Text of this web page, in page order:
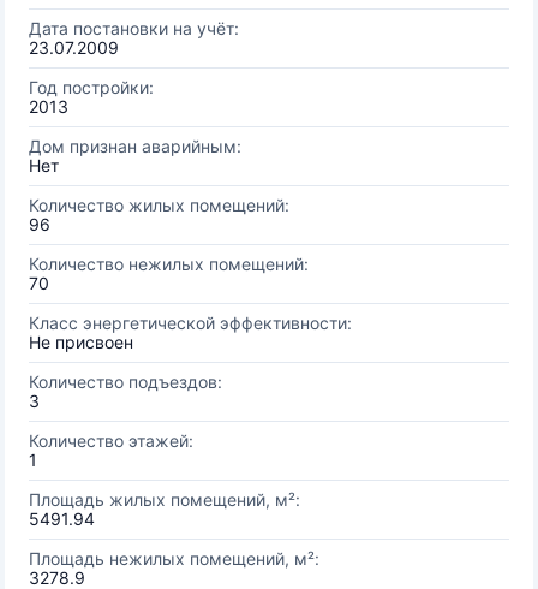
Дата постановки на учёт:
23.07.2009
Год постройки:
2013
Дом признан аварийным:
Нет
Количество жилых помещений:
96
Количество нежилых помещений:
70
Класс энергетической эффективности:
Не присвоен
Количество подъездов:
3
Количество этажей:
1
Площадь жилых помещений, м²:
5491.94
Площадь нежилых помещений, м²:
3278.9